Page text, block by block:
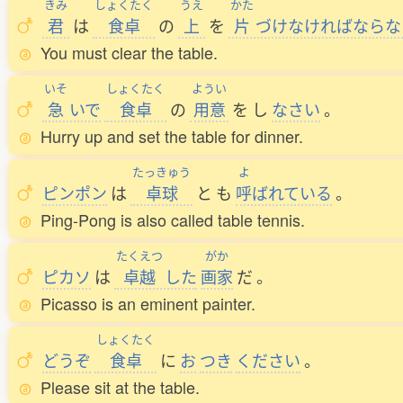
きみ
君 は
しょくたく
食卓 の
うえ
上 を
かた
片 づけなければなら
You must clear the table.
いそ
急 いで
しょくたく
食卓 の
ようい
用意 を し なさい。
Hurry up and set the table for dinner.
ピンポン は
たっきゅう
卓球 と も
よ
呼ばれている 。
Ping-Pong is also called table tennis.
ピカソ は
たくえつ
卓越 した
がか
画家 だ。
Picasso is an eminent painter.
どうぞ
しょくたく
食卓 に お つき ください。
Please sit at the table.